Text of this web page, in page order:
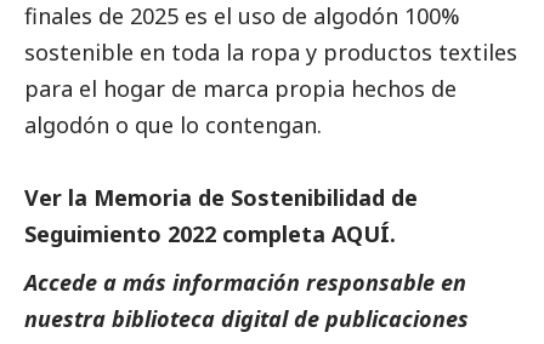
finales de 2025 es el uso de algodón 100%
sostenible en toda la ropa y productos textiles
para el hogar de marca propia hechos de
algodón o que lo contengan.
Ver la Memoria de Sostenibilidad de
Seguimiento 2022 completa AQUÍ.
Accede a más información responsable en
nuestra biblioteca digital de publicaciones